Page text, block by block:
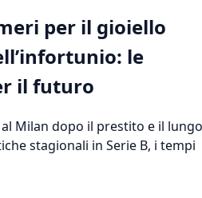
per il gioiello
le
il futuro
Milan dopo il prestito e il lungo
stagionali in Serie B, i tempi